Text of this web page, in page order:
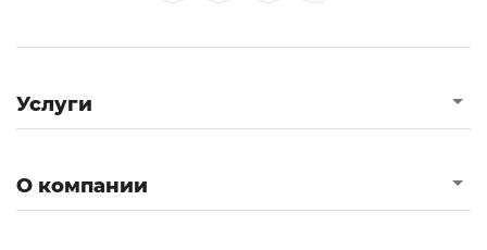
Услуги
О компании